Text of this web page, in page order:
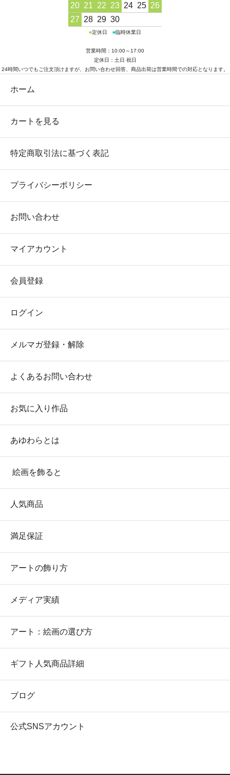
20 21 22 23 24 25 26
27 28 29 30
■定休日 ■臨時休業日
営業時間：10:00～17:00
定休日：土日 祝日
24時間いつでもご注文頂けますが、お問い合わせ回答、商品出荷は営業時間での対応となります。
ホーム
カートを見る
特定商取引法に基づく表記
プライバシーポリシー
お問い合わせ
マイアカウント
会員登録
ログイン
メルマガ登録・解除
よくあるお問い合わせ
お気に入り作品
あゆわらとは
絵画を飾ると
人気商品
満足保証
アートの飾り方
メディア実績
アート：絵画の選び方
ギフト人気商品詳細
ブログ
公式SNSアカウント